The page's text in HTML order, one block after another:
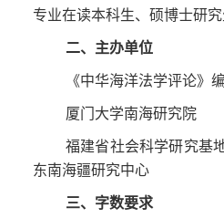
专业在读本科生、硕博士研究
二、主办单位
《中华海洋法学评论》
厦门大学南海研究院
福建省社会科学研究基
东南海疆研究中心
三、字数要求